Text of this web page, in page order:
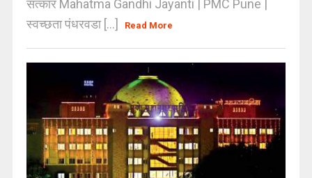
सत्कार Mahatma Gandhi Jayanti | PMC Pune |
स्वच्छता पंधरवडा [...]
Read More